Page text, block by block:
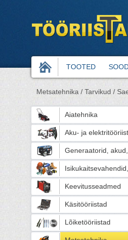
TOOTED
Metsatehnika / Tarvikud /
Aiatehnika
Aku- ja
Generaatorid,
Keevitusseadmed
Käsitööriistad
Lõiketööriistad